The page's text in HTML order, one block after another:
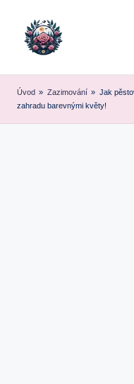
Úvod » Zazimování » Jak
zahradu barevnými květy!